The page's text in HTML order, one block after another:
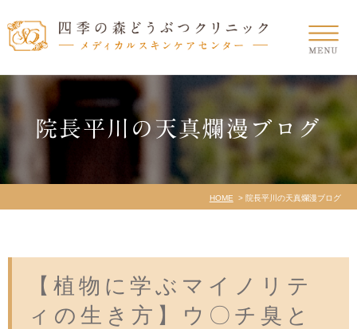
院長平川の天真爛漫ブログ
HOME 院長平川の天真爛漫ブログ
【植物に学ぶマイノリテ
ィの生き方】ウ〇チ臭と